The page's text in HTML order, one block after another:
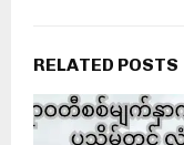
RELATED POSTS